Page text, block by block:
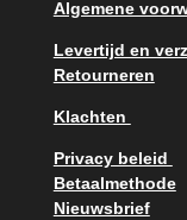
Algemene
Levertijd en
Retourneren
Klachten
Privacy beleid
Betaalmethode
Nieuwsbrief